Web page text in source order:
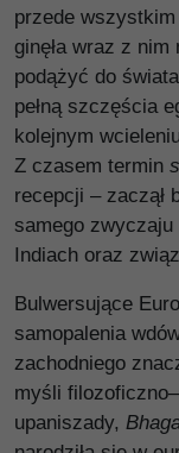
przede
ginęła wraz z
podążyć do
pełną szczęścia
kolejnym
Z czasem termin
recepcji – zaczął
samego
Indiach oraz
Bulwersujące
samopalenia
zachodniego
myśli
upaniszady,